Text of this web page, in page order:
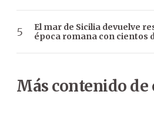
El mar de Sicilia devuelve
época romana con cientos
Más contenido de